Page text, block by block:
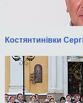
Костянтинівки